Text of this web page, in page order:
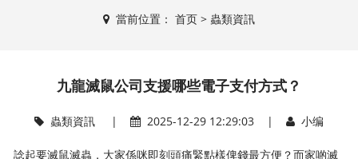
當前位置： 首页> 蟲類資訊
九龍滅鼠公司支援哪些電子支付方式？
蟲類資訊| 2025-12-29 12:29:03 | 小编
諗起要滅鼠滅蟲，大家係咪即刻頭痛緊點樣俾錢最方便？而家啲滅